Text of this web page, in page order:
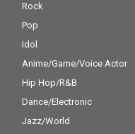
Rock
Pop
Idol
Anime/Game/Voice Actor
Hip Hop/R&B
Dance/Electronic
Jazz/World